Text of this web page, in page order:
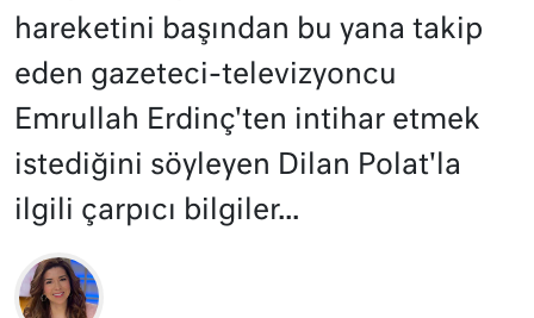
hareketini başından bu yana takip
eden gazeteci-televizyoncu
Emrullah Erdinç'ten intihar etmek
istediğini söyleyen Dilan Polat'la
ilgili çarpıcı bilgiler...